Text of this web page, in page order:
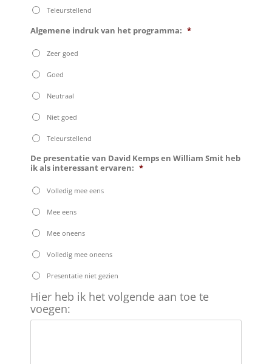
Teleurstellend
Algemene indruk van het programma: *
Zeer goed
Goed
Neutraal
Niet goed
Teleurstellend
De presentatie van David Kemps en William Smit heb
ik als interessant ervaren: *
Volledig mee eens
Mee eens
Mee oneens
Volledig mee oneens
Presentatie niet gezien
Hier
heb
ik
het
Hier heb ik het volgende aan toe te
voegen: